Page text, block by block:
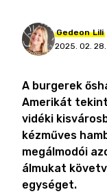
Gedeon Lili
2025. 02. 28.
A burgerek
Amerikát
vidéki
kézműves
megálmodói
álmukat
egységet.